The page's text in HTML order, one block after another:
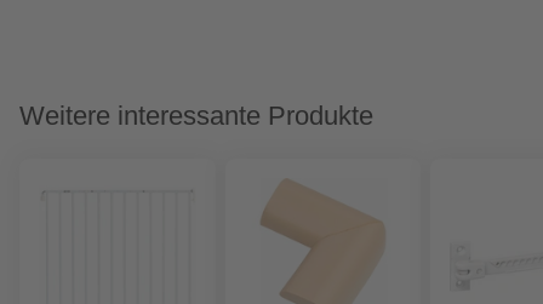
Weitere interessante Produkte